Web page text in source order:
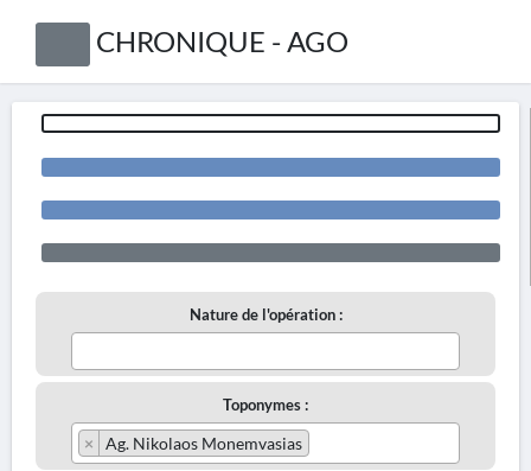
CHRONIQUE - AGO
Nature de l'opération :
Toponymes :
× Ag. Nikolaos Monemvasias